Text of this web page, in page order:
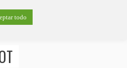
Ribot"
todo